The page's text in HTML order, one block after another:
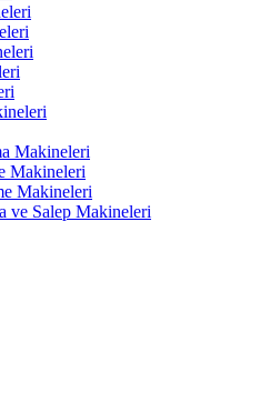
Makineleri
Makineleri
Makineleri
ve Salep Makineleri